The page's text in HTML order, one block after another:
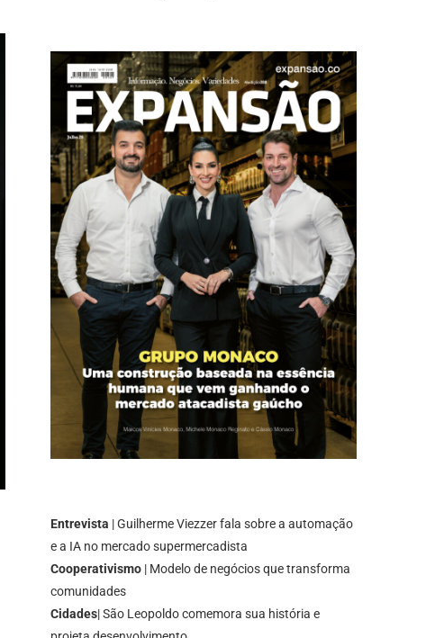
Entrevista | Guilherme Viezzer fala sobre a automação
e a IA no mercado supermercadista
Cooperativismo | Modelo de negócios que transforma
comunidades
Cidades| São Leopoldo comemora sua história e